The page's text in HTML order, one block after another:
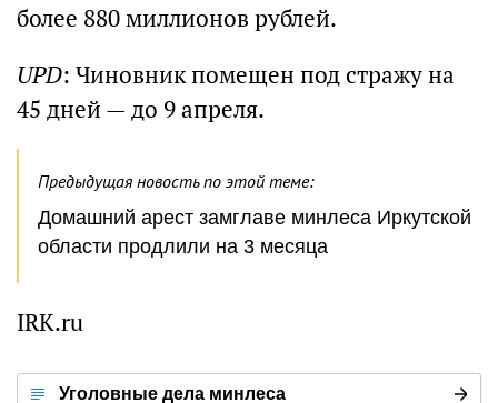
более 880 миллионов рублей.
UPD: Чиновник помещен под стражу на
45 дней — до 9 апреля.
Предыдущая новость по этой теме:
Домашний арест замглаве минлеса Иркутской
области продлили на 3 месяца
IRK.ru
Уголовные дела минлеса